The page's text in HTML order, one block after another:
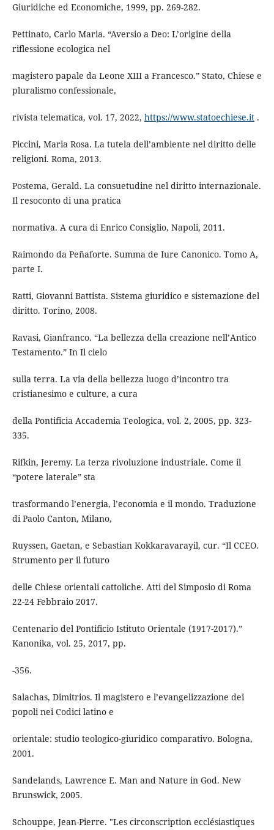
Giuridiche ed Economiche, 1999, pp. 269-282.
Pettinato, Carlo Maria. “Aversio a Deo: L’origine della
riflessione ecologica nel
magistero papale da Leone XIII a Francesco.” Stato, Chiese e
pluralismo confessionale,
rivista telematica, vol. 17, 2022, https://www.statoechiese.it.
Piccini, Maria Rosa. La tutela dell’ambiente nel diritto delle
religioni. Roma, 2013.
Postema, Gerald. La consuetudine nel diritto internazionale.
Il resoconto di una pratica
normativa. A cura di Enrico Consiglio, Napoli, 2011.
Raimondo da Peñaforte. Summa de Iure Canonico. Tomo A,
parte I.
Ratti, Giovanni Battista. Sistema giuridico e sistemazione del
diritto. Torino, 2008.
Ravasi, Gianfranco. “La bellezza della creazione nell’Antico
Testamento.” In Il cielo
sulla terra. La via della bellezza luogo d’incontro tra
cristianesimo e culture, a cura
della Pontificia Accademia Teologica, vol. 2, 2005, pp. 323-
335.
Rifkin, Jeremy. La terza rivoluzione industriale. Come il
“potere laterale” sta
trasformando l’energia, l’economia e il mondo. Traduzione
di Paolo Canton, Milano,
Ruyssen, Gaetan, e Sebastian Kokkaravarayil, cur. “Il CCEO.
Strumento per il futuro
delle Chiese orientali cattoliche. Atti del Simposio di Roma
22-24 Febbraio 2017.
Centenario del Pontificio Istituto Orientale (1917-2017).”
Kanonika, vol. 25, 2017, pp.
-356.
Salachas, Dimitrios. Il magistero e l’evangelizzazione dei
popoli nei Codici latino e
orientale: studio teologico-giuridico comparativo. Bologna,
2001.
Sandelands, Lawrence E. Man and Nature in God. New
Brunswick, 2005.
Schouppe, Jean-Pierre. "Les circonscription ecclésiastiques